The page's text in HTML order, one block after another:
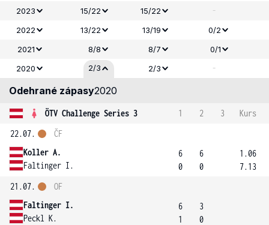
2023 15/22 15/22 -
2022 13/22 13/19
0/2
2021
8/8 8/7
0/1
2020
2/3 2/3 -
Odehrané zápasy2020
ÖTV Challenge Series 3 1 2 3
Kurs
22.07.
Koller A.
Faltinger I.
ČF
6
0
6
0
1.06
7.13
21.07.
Faltinger I.
Peckl K.
OF
6
1
3
0